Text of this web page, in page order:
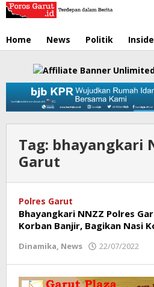
Lewati
ke
Home News Politik
Tag: bhayangkari
Garut
Polres Garut
Bhayangkari NNZZ Polres
Korban Banjir, Bagikan Nasi
Dinamika, News 22/07/2022